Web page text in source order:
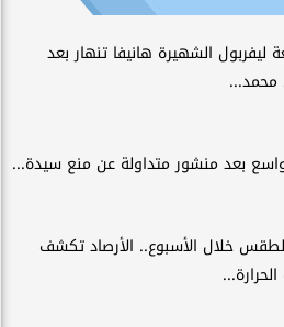
الشهيرة هانيفا تنهار بعد
محمد...
بعد منشور متداولة عن منع سيدة...
خلال الأسبوع.. الأرصاد تكشف